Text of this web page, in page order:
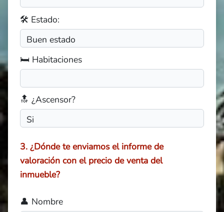
🛠️ Estado:
🛏️ Habitaciones
🔝 ¿Ascensor?
3. ¿Dónde te enviamos el informe de
valoración con el precio de venta del
inmueble?
👤 Nombre